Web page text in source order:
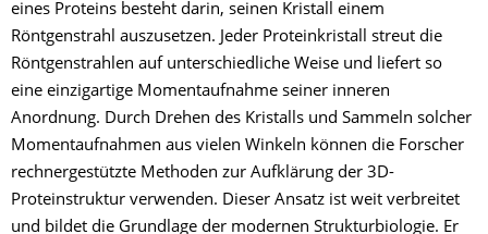
eines Proteins besteht darin, seinen Kristall einem
Röntgenstrahl auszusetzen. Jeder Proteinkristall streut die
Röntgenstrahlen auf unterschiedliche Weise und liefert so
eine einzigartige Momentaufnahme seiner inneren
Anordnung. Durch Drehen des Kristalls und Sammeln solcher
Momentaufnahmen aus vielen Winkeln können die Forscher
rechnergestützte Methoden zur Aufklärung der 3D-
Proteinstruktur verwenden. Dieser Ansatz ist weit verbreitet
und bildet die Grundlage der modernen Strukturbiologie. Er